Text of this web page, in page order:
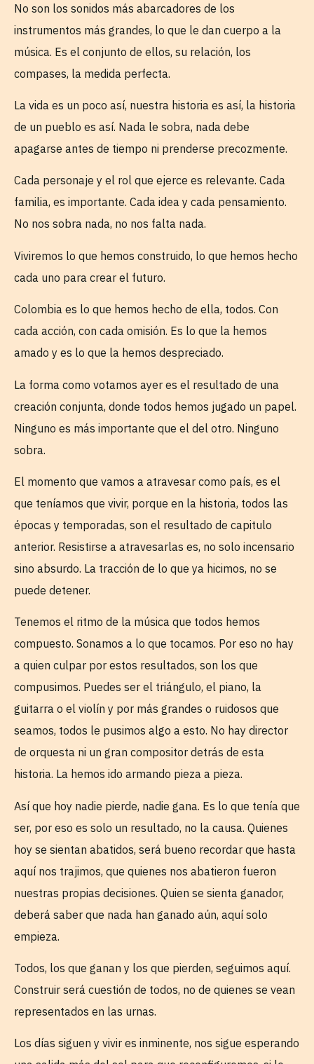
No son los sonidos más abarcadores de los
instrumentos más grandes, lo que le dan cuerpo a la
música. Es el conjunto de ellos, su relación, los
compases, la medida perfecta.
La vida es un poco así, nuestra historia es así, la historia
de un pueblo es así. Nada le sobra, nada debe
apagarse antes de tiempo ni prenderse precozmente.
Cada personaje y el rol que ejerce es relevante. Cada
familia, es importante. Cada idea y cada pensamiento.
No nos sobra nada, no nos falta nada.
Viviremos lo que hemos construido, lo que hemos hecho
cada uno para crear el futuro.
Colombia es lo que hemos hecho de ella, todos. Con
cada acción, con cada omisión. Es lo que la hemos
amado y es lo que la hemos despreciado.
La forma como votamos ayer es el resultado de una
creación conjunta, donde todos hemos jugado un papel.
Ninguno es más importante que el del otro. Ninguno
sobra.
El momento que vamos a atravesar como país, es el
que teníamos que vivir, porque en la historia, todos las
épocas y temporadas, son el resultado de capitulo
anterior. Resistirse a atravesarlas es, no solo incensario
sino absurdo. La tracción de lo que ya hicimos, no se
puede detener.
Tenemos el ritmo de la música que todos hemos
compuesto. Sonamos a lo que tocamos. Por eso no hay
a quien culpar por estos resultados, son los que
compusimos. Puedes ser el triángulo, el piano, la
guitarra o el violín y por más grandes o ruidosos que
seamos, todos le pusimos algo a esto. No hay director
de orquesta ni un gran compositor detrás de esta
historia. La hemos ido armando pieza a pieza.
Así que hoy nadie pierde, nadie gana. Es lo que tenía que
ser, por eso es solo un resultado, no la causa. Quienes
hoy se sientan abatidos, será bueno recordar que hasta
aquí nos trajimos, que quienes nos abatieron fueron
nuestras propias decisiones. Quien se sienta ganador,
deberá saber que nada han ganado aún, aquí solo
empieza.
Todos, los que ganan y los que pierden, seguimos aquí.
Construir será cuestión de todos, no de quienes se vean
representados en las urnas.
Los días siguen y vivir es inminente, nos sigue esperando